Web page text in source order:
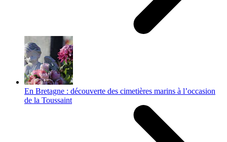
En Bretagne : découverte des cimetières marins à l’occasion
de la Toussaint